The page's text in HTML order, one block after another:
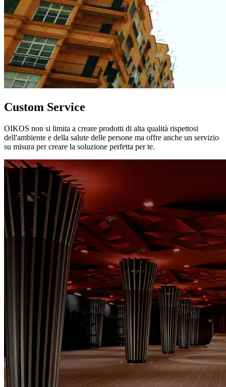
Custom Service
OIKOS non si limita a creare prodotti di alta qualità rispettosi
dell'ambiente e della salute delle persone ma offre anche un servizio
su misura per creare la soluzione perfetta per te.